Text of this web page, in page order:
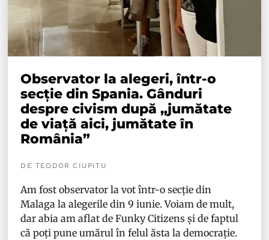
Observator la alegeri, într-o
secție din Spania. Gânduri
despre civism după „jumătate
de viață aici, jumătate în
România”
DE TEODOR CIUPITU
Am fost observator la vot într-o secție din
Malaga la alegerile din 9 iunie. Voiam de mult,
dar abia am aflat de Funky Citizens și de faptul
că poți pune umărul în felul ăsta la democrație.